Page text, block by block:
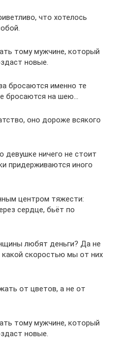
что хотелось
тому мужчине, который
новые.
бросаются именно те
бросаются на шею…
оно дороже всякого
ничего не стоит
придерживаются иного
центром тяжести:
сердце, бьёт по
любят деньги? Да не
скоростью мы от них
от цветов, а не от
тому мужчине, который
новые.